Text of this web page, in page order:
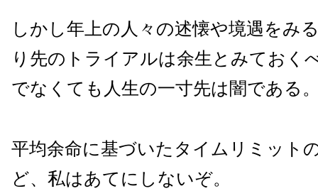
しかし年上の人々の述懐や境遇をみ
り先のトライアルは余生とみておく
でなくても人生の一寸先は闇である
平均余命に基づいたタイムリミット
ど、私はあてにしないぞ。